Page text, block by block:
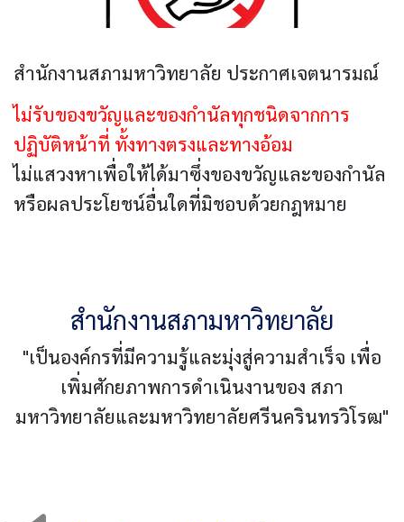
สำนักงานสภามหาวิทยาลัย ประกาศเจตนารมณ์
ไม่รับของขวัญและของกำนัลทุกชนิดจากการ
ปฏิบัติหน้าที่ ทั้งทางตรงและทางอ้อม
ไม่แสวงหาเพื่อให้ได้มาซึ่งของขวัญและของกำนัล
หรือผลประโยชน์อื่นใดที่มิชอบด้วยกฎหมาย
สำนักงานสภามหาวิทยาลัย
"เป็นองค์กรที่มีความรู้และมุ่งสู่ความสำเร็จ เพื่อ
เพิ่มศักยภาพการดำเนินงานของ สภา
มหาวิทยาลัยและมหาวิทยาลัยศรีนครินทรวิโรฒ"